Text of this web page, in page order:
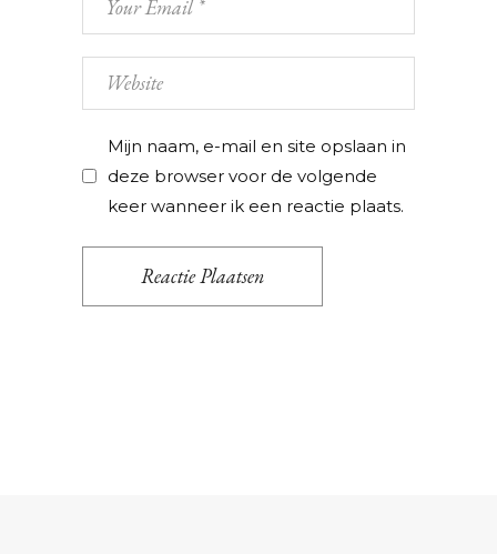
Mijn naam, e-mail en site opslaan in
deze browser voor de volgende
keer wanneer ik een reactie plaats.
Reactie Plaatsen